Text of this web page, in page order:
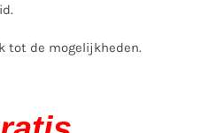
tot de mogelijkheden.